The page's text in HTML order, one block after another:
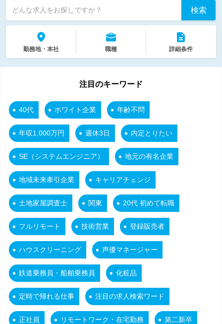
どんな求人をお探しですか？ 検索
勤務地・本社 職種 詳細条件
注目のキーワード
40代 ホワイト企業 年齢不問
年収1,000万円 週休3日 内定とりたい
SE（システムエンジニア） 地元の有名企業
地域未来牽引企業 キャリアチェンジ
土地家屋調査士 関東 20代 初めて転職
フルリモート 技術営業 登録販売者
ハウスクリーニング 声優マネージャー
鉄道乗務員・船舶乗務員 化粧品
定時で帰れる仕事 注目の求人検索ワード
正社員 リモートワーク・在宅勤務 第二新卒